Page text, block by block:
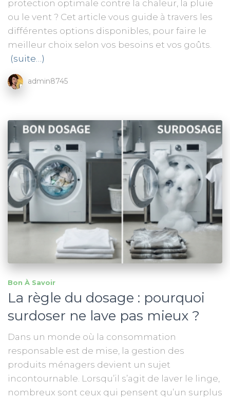
protection optimale contre la chaleur, la pluie
ou le vent ? Cet article vous guide à travers les
différentes options disponibles, pour faire le
meilleur choix selon vos besoins et vos goûts.
(suite…)
admin8745
Bon À Savoir
La règle du dosage : pourquoi
surdoser ne lave pas mieux ?
Dans un monde où la consommation
responsable est de mise, la gestion des
produits ménagers devient un sujet
incontournable. Lorsqu’il s’agit de laver le linge,
nombreux sont ceux qui pensent qu’un surplus